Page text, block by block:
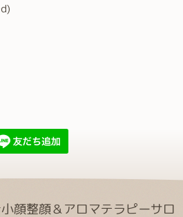
顔整顔＆アロマテラピーサロ